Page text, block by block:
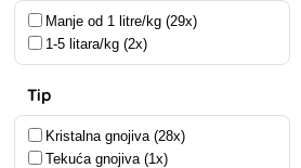
Manje od 1 litre/kg (29x)
1-5 litara/kg (2x)
Tip
Kristalna gnojiva (28x)
Tekuća gnojiva (1x)